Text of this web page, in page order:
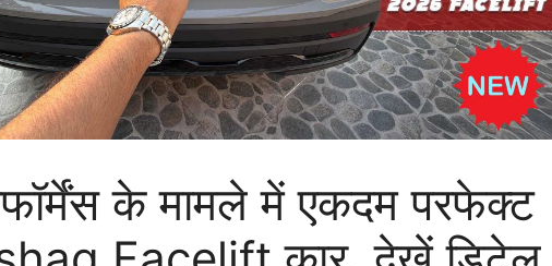
के मामले में एकदम परफेक्ट